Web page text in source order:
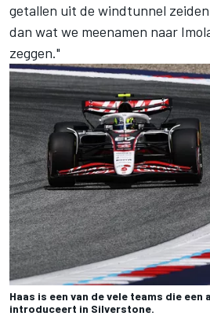
getallen uit de windtunnel
dan wat we meenamen naar
zeggen."
Haas is een van de vele teams die
introduceert in Silverstone.